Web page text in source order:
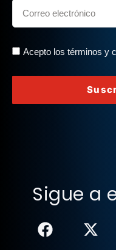
Acepto los términos y
Sigue a